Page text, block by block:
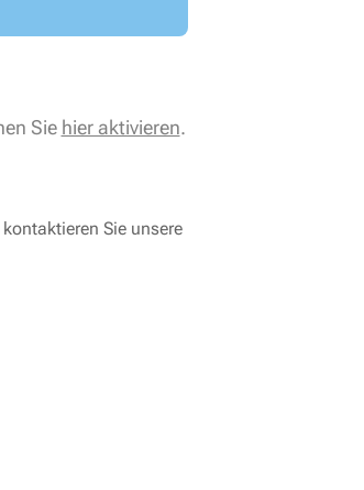
Sie hier aktivieren.
Sie unsere